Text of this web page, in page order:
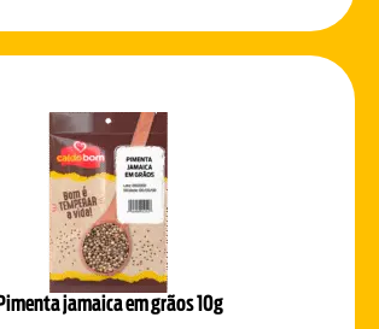
Pimenta jamaica em grãos 10g